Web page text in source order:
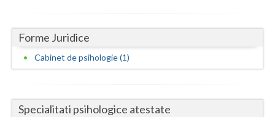
Maramures
Mehedinti
Neamt
Forme Juridice
Cabinet de psihologie (1)
Specialitati psihologice atestate